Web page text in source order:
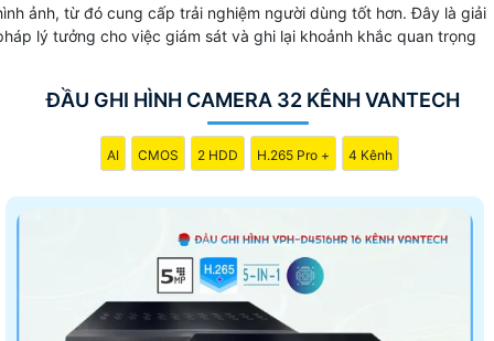
ảnh, từ đó cung cấp trải nghiệm người dùng tốt hơn. Đây là giải
lý tưởng cho việc giám sát và ghi lại khoảnh khắc quan trọng
ĐẦU GHI HÌNH CAMERA 32 KÊNH VANTECH
AI CMOS 2 HDD H.265 Pro + 4 Kênh